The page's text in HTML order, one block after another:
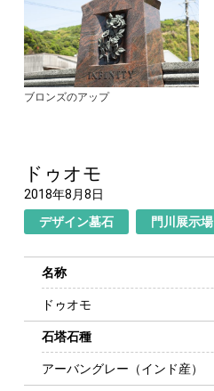
ブロンズのアップ
ドゥオモ
2018年8月8日
デザイン墓石
門川展示場
名称
ドゥオモ
石塔石種
アーバングレー（インド産）